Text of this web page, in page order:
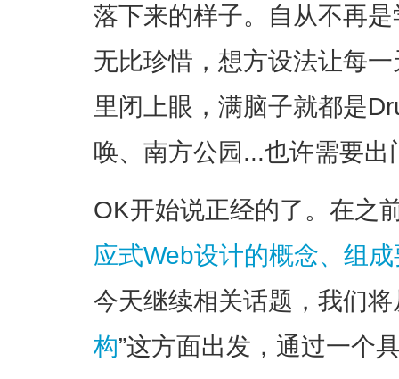
落下来的样子。自从不再
无比珍惜，想方设法让每
里闭上眼，满脑子就都是
唤、南方公园...也许需要出
OK开始说正经的了。在之
应式Web设计的概念、组
今天继续相关话题，我们将
构”这方面出发，通过一个